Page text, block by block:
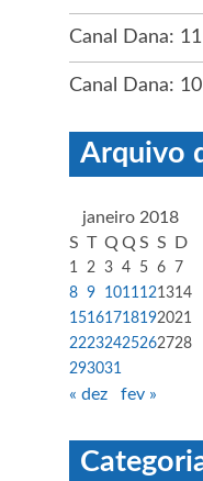
Canal Dana:
Canal Dana:
Arquivo
janeiro 2018
S T Q Q S S D
1 2 3 4 5 6
7
8 9 1011121314
15161718192021
22232425262728
293031
« dez fev »